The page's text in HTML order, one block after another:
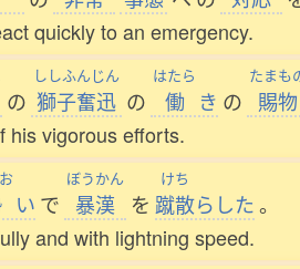
quickly to an emergency.
の
ししふんじん
獅子奮迅 の
はたら
働 き の
たまも
賜物
his vigorous efforts.
い で
ぼうかん
暴漢 を
けち
蹴散らした 。
and with lightning speed.